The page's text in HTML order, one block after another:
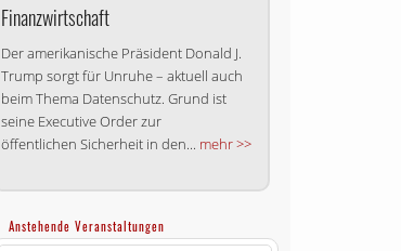
Finanzwirtschaft
Der amerikanische Präsident Donald J.
Trump sorgt für Unruhe – aktuell auch
beim Thema Da­ten­schutz. Grund ist
seine Executive Order zur
öffentlichen Sicherheit in den... mehr >>
Anstehende Veranstaltungen